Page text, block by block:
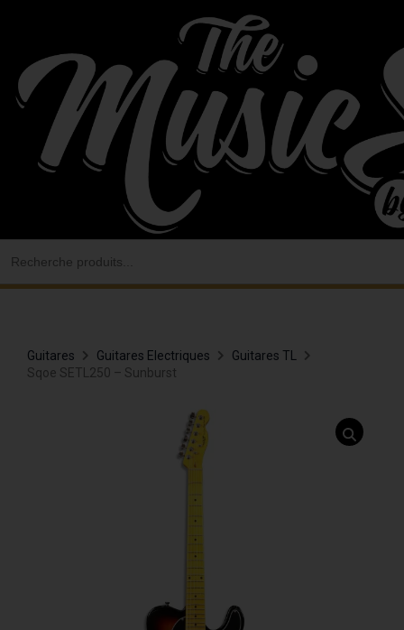
contenu
Guitares Guitares Electriques
Guitares TL
Sqoe SETL250 – Sunburst